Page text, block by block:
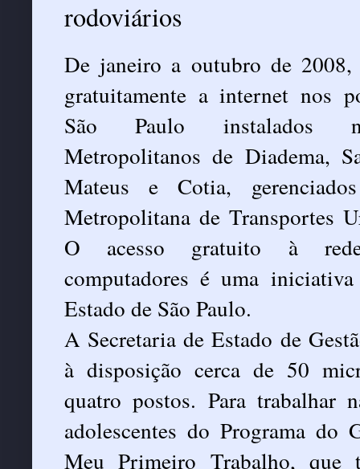
rodoviários
De janeiro a outubro de 2008,
gratuitamente a internet nos
São Paulo instalados
Metropolitanos de Diadema,
Mateus e Cotia,
Metropolitana de Transportes
O acesso gratuito à
computadores é uma
Estado de São Paulo.
A Secretaria de Estado de
à disposição cerca de 50
quatro postos. Para trabalhar
adolescentes do Programa do
Meu Primeiro Trabalho,